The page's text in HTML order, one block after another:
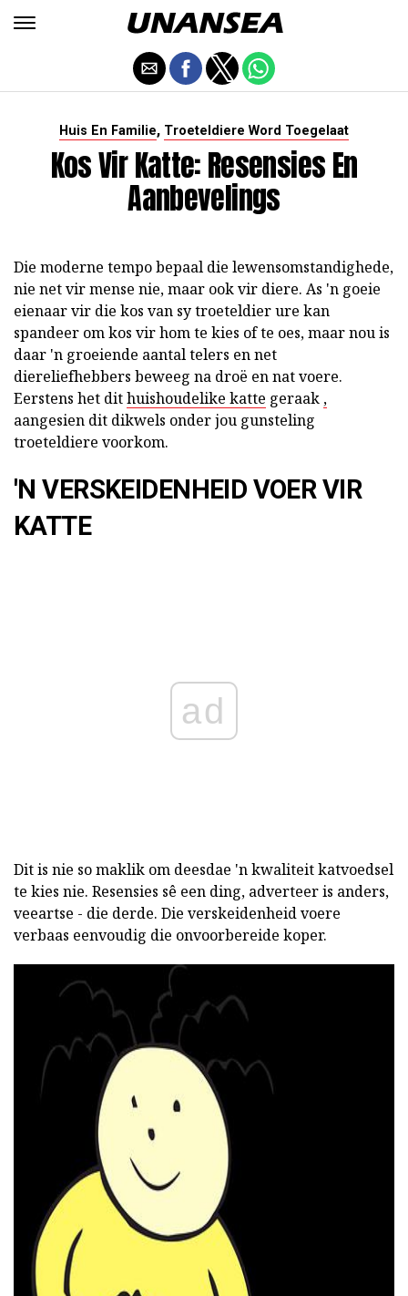
Huis En Familie, Troeteldiere Word Toegelaat
Kos Vir Katte: Resensies En
Aanbevelings
Die moderne tempo bepaal die lewensomstandighede,
nie net vir mense nie, maar ook vir diere. As 'n goeie
eienaar vir die kos van sy troeteldier ure kan
spandeer om kos vir hom te kies of te oes, maar nou is
daar 'n groeiende aantal telers en net
diereliefhebbers beweeg na droë en nat voere.
Eerstens het dithuishoudelike katte geraak ,
aangesien dit dikwels onder jou gunsteling
troeteldiere voorkom.
'N VERSKEIDENHEID VOER VIR
KATTE
ad
Dit is nie so maklik om deesdae 'n kwaliteit katvoedsel
te kies nie. Resensies sê een ding, adverteer is anders,
veeartse - die derde. Die verskeidenheid voere
verbaas eenvoudig die onvoorbereide koper.